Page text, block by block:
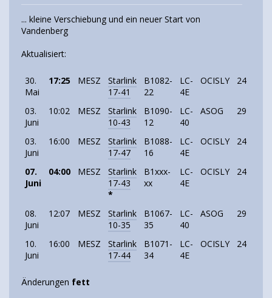
... kleine Verschiebung und ein neuer Start von
Vandenberg
Aktualisiert:
30.
Mai
17:25 MESZ
Starlink
17-41
B1082-
22
LC-
4E
OCISLY 24
03.
Juni
10:02 MESZ
Starlink
10-43
B1090-
12
LC-
40
ASOG 29
03.
Juni
16:00 MESZ
Starlink
17-47
B1088-
16
LC-
4E
OCISLY 24
07.
Juni
04:00 MESZ
Starlink
17-43
*
B1xxx-
xx
LC-
4E
OCISLY 24
08.
Juni
12:07 MESZ
Starlink
10-35
B1067-
35
LC-
40
ASOG 29
10.
Juni
16:00 MESZ
Starlink
17-44
B1071-
34
LC-
4E
OCISLY 24
Änderungen fett